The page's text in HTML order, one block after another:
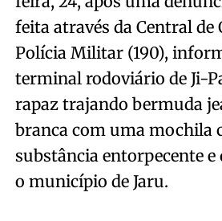
feita através da Central de
Polícia Militar (190),
terminal rodoviário de Ji-
rapaz trajando bermuda
branca com uma mochila
substância entorpecente e
o município de Jaru.